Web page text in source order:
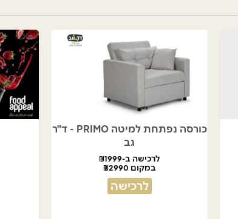
כורסה נפתחת למיטה PRIMO - ד"ר
גב
לרכישה ב-₪1999
במקום ₪2990
לרכישה